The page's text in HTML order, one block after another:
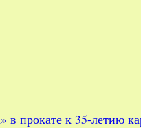
в прокате к 35-летию